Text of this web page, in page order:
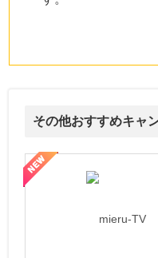
その他おすすめキャ
【LOJEL公式サイト】スーツケ
【ロデオドラ